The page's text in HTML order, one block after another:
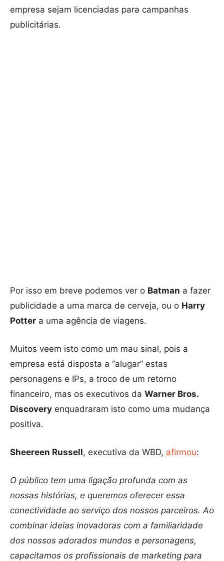
empresa sejam licenciadas para campanhas
publicitárias.
Por isso em breve podemos ver o Batman a fazer
publicidade a uma marca de cerveja, ou o Harry
Potter a uma agência de viagens.
Muitos veem isto como um mau sinal, pois a
empresa está disposta a “alugar” estas
personagens e IPs, a troco de um retorno
financeiro, mas os executivos da Warner Bros.
Discovery enquadraram isto como uma mudança
positiva.
Sheereen Russell, executiva da WBD, afirmou:
O público tem uma ligação profunda com as
nossas histórias, e queremos oferecer essa
conectividade ao serviço dos nossos parceiros. Ao
combinar ideias inovadoras com a familiaridade
dos nossos adorados mundos e personagens,
capacitamos os profissionais de marketing para